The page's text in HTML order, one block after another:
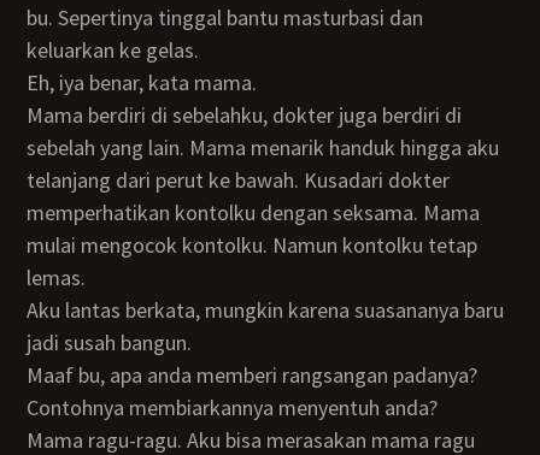
bu. Sepertinya tinggal bantu masturbasi dan
keluarkan ke gelas.
Eh, iya benar, kata mama.
Mama berdiri di sebelahku, dokter juga berdiri di
sebelah yang lain. Mama menarik handuk hingga aku
telanjang dari perut ke bawah. Kusadari dokter
memperhatikan kontolku dengan seksama. Mama
mulai mengocok kontolku. Namun kontolku tetap
lemas.
Aku lantas berkata, mungkin karena suasananya baru
jadi susah bangun.
Maaf bu, apa anda memberi rangsangan padanya?
Contohnya membiarkannya menyentuh anda?
Mama ragu-ragu. Aku bisa merasakan mama ragu